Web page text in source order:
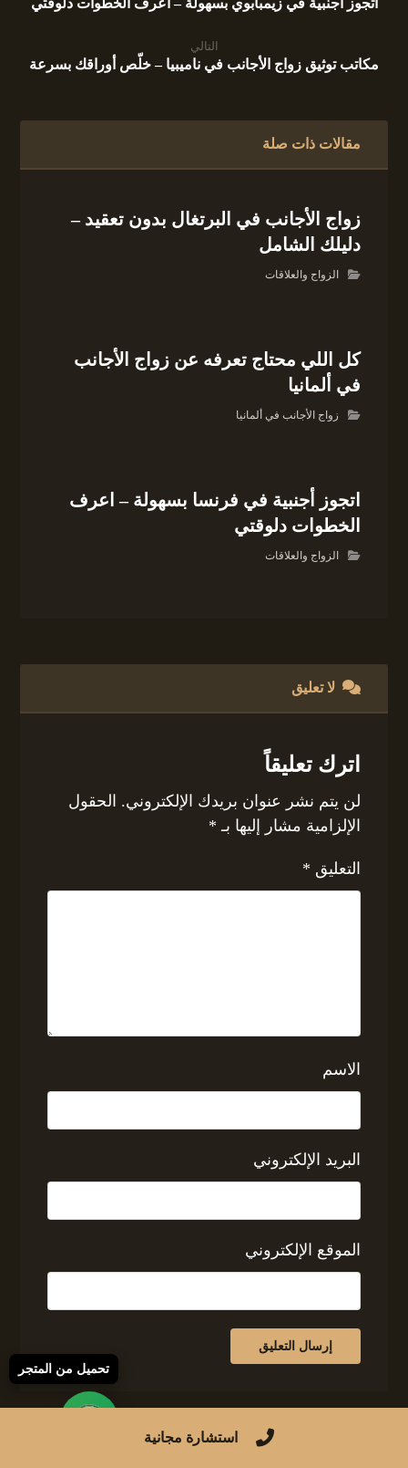
التالي
مكاتب توثيق زواج الأجانب في ناميبيا – خلّص أوراقك بسرعة
مقالات ذات صلة
زواج الأجانب في البرتغال بدون تعقيد –
دليلك الشامل
الزواج والعلاقات
كل اللي محتاج تعرفه عن زواج الأجانب
في ألمانيا
زواج الأجانب في ألمانيا
اتجوز أجنبية في فرنسا بسهولة – اعرف
الخطوات دلوقتي
الزواج والعلاقات
لا تعليق
اترك تعليقاً
لن يتم نشر عنوان بريدك الإلكتروني. الحقول
الإلزامية مشار إليها بـ *
التعليق *
الاسم
البريد الإلكتروني
الموقع الإلكتروني
استشارة مجانية
تحميل من المتجر